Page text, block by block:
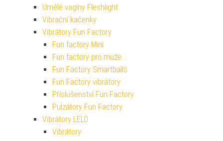
Umělé vagíny Fleshlight
Vibrační kačenky
Vibrátory Fun Factory
Fun factory Mini
Fun factory pro muže
Fun Factory Smartballs
Fun Factory vibrátory
Příslušenství Fun Factory
Pulzátory Fun Factory
Vibrátory LELO
Vibrátory